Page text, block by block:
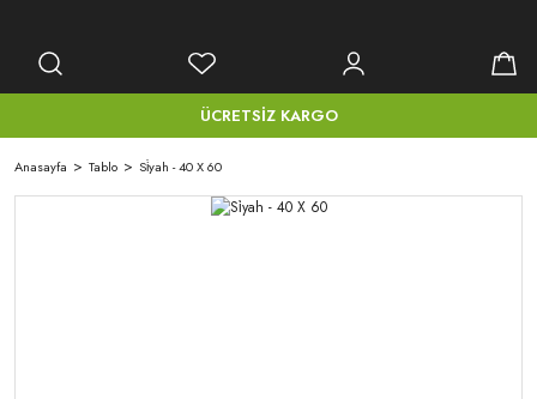
ÜCRETSİZ KARGO
Anasayfa Tablo Si̇yah - 40 X 60